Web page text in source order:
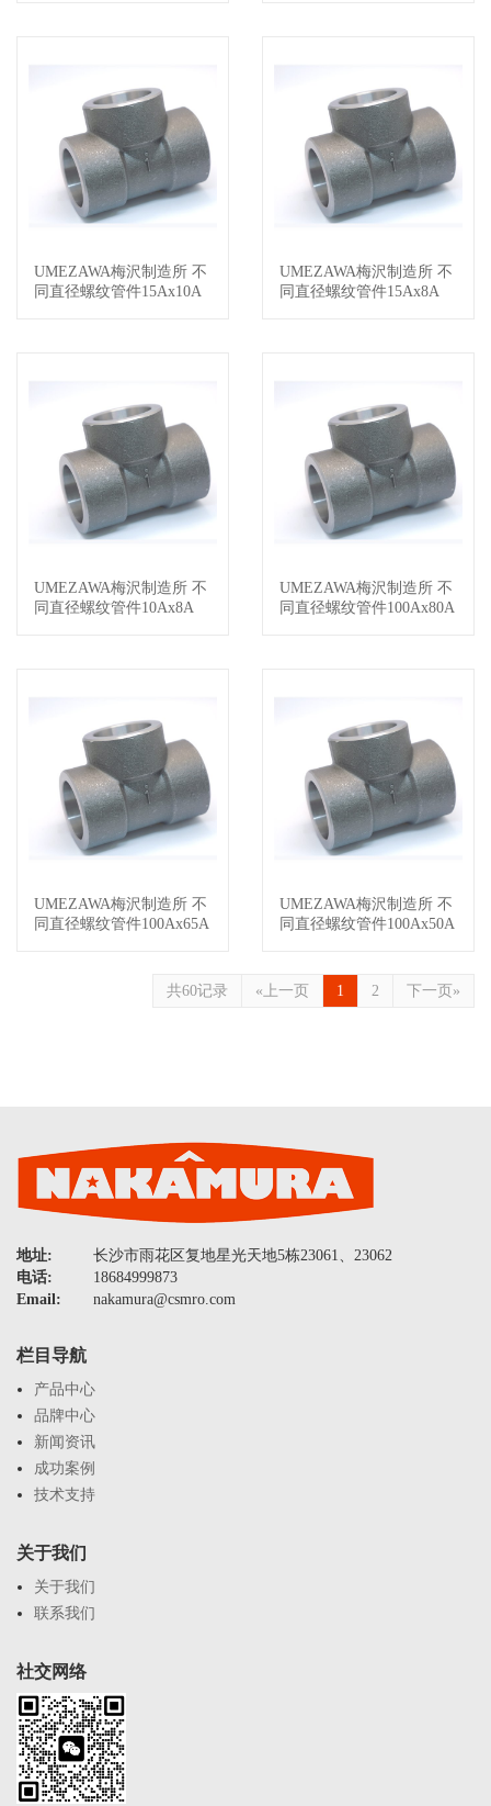
查看详情
UMEZAWA梅沢制造所 不
同直径螺纹管件15Ax10A
查看详情
UMEZAWA梅沢制造所 不
同直径螺纹管件15Ax8A
查看详情
UMEZAWA梅沢制造所 不
同直径螺纹管件10Ax8A
查看详情
UMEZAWA梅沢制造所 不
同直径螺纹管件100Ax80A
查看详情
UMEZAWA梅沢制造所 不
同直径螺纹管件100Ax65A
查看详情
UMEZAWA梅沢制造所 不
同直径螺纹管件100Ax50A
共60记录 «上一页 1 2 下一页»
地址:
长沙市雨花区复地星光天地5栋23061、23062
电话:
18684999873
Email:
nakamura@csmro.com
栏目导航
产品中心
品牌中心
新闻资讯
成功案例
技术支持
关于我们
关于我们
联系我们
社交网络